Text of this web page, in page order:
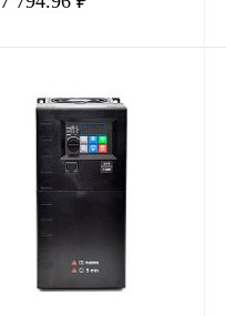
в 1 клик Сравнение